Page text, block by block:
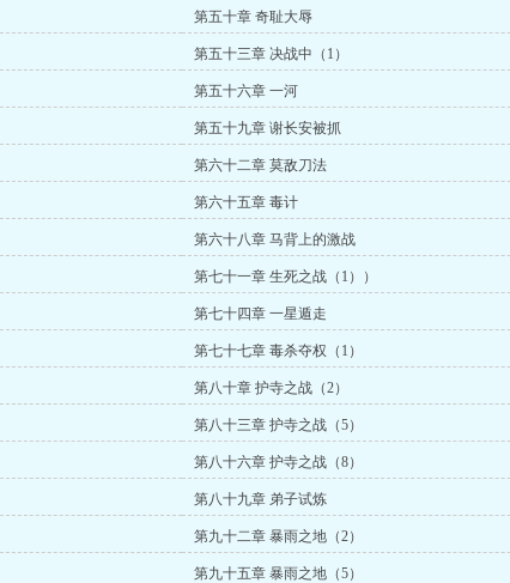
第五十章 奇耻大辱
第五十三章 决战中（1）
第五十六章 一河
第五十九章 谢长安被抓
第六十二章 莫敌刀法
第六十五章 毒计
第六十八章 马背上的激战
第七十一章 生死之战（1））
第七十四章 一星遁走
第七十七章 毒杀夺权（1）
第八十章 护寺之战（2）
第八十三章 护寺之战（5）
第八十六章 护寺之战（8）
第八十九章 弟子试炼
第九十二章 暴雨之地（2）
第九十五章 暴雨之地（5）